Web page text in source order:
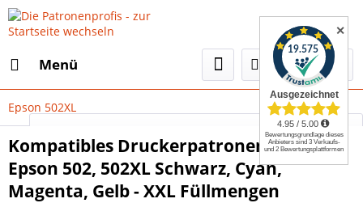
Menü
Select Language▼
Epson 502XL
Kompatibles Druckerpatronen Set wie
Epson 502, 502XL Schwarz, Cyan,
Magenta, Gelb - XXL Füllmengen
✕